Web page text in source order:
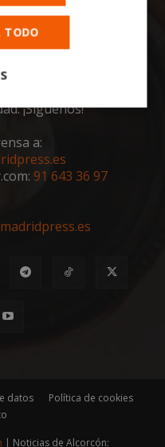
informado de
¡Síguenos!
a:
91 643 36 97
datos
Política de cookies
| Noticias de Alcorcón:
TODO
Cookies de